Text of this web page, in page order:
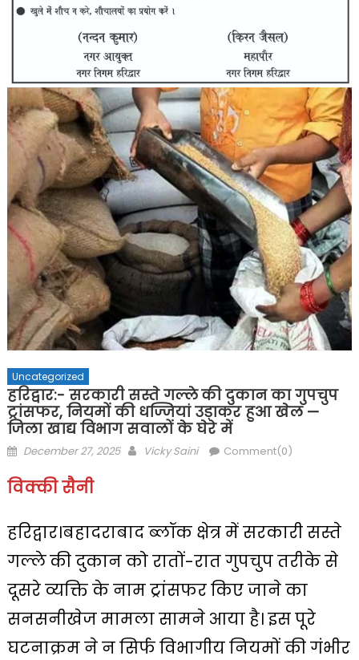
Uncategorized
हरिद्वार:- सरकारी सस्ते गल्ले की दुकान का गुपचुप
ट्रांसफर, नियमों की धज्जियां उड़ाकर हुआ खेल —
जिला खाद्य विभाग सवालों के घेरे में
Posted
December 27, 2025 Author
Vicky Saini Comment(0)
विक्की सैनी
हरिद्वार।बहादराबाद ब्लॉक क्षेत्र में सरकारी सस्ते
गल्ले की दुकान को रातों-रात गुपचुप तरीके से
दूसरे व्यक्ति के नाम ट्रांसफर किए जाने का
सनसनीखेज मामला सामने आया है। इस पूरे
घटनाक्रम ने न सिर्फ विभागीय नियमों की गंभीर